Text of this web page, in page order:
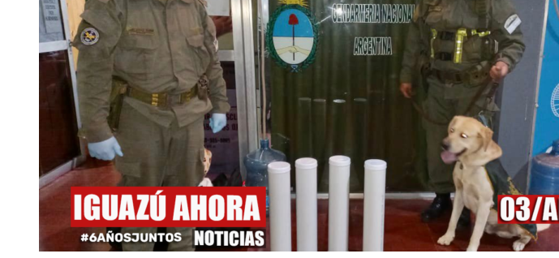
GENDARMERÍA
DETECTÓ
MÁS
DE
MARIHUANA
OCULTOS
DENTRO
DE
TUBOS